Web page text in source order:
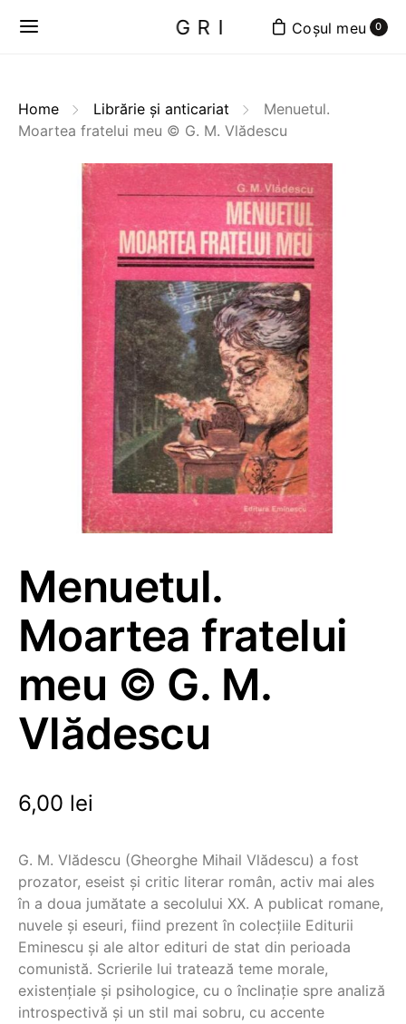
GRI 0
Home Librărie și anticariat
Menuetul.
Moartea fratelui meu © G. M. Vlădescu
Menuetul.
Moartea fratelui
meu © G. M.
Vlădescu
6,00 lei
G. M. Vlădescu (Gheorghe Mihail Vlădescu) a fost
prozator, eseist și critic literar român, activ mai ales
în a doua jumătate a secolului XX. A publicat romane,
nuvele și eseuri, fiind prezent în colecțiile Editurii
Eminescu și ale altor edituri de stat din perioada
comunistă. Scrierile lui tratează teme morale,
existențiale și psihologice, cu o înclinație spre analiză
introspectivă și un stil mai sobru, cu accente